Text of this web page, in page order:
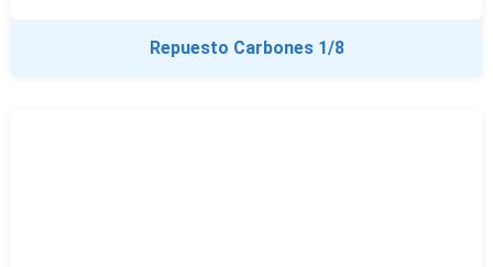
Repuesto Carbones 1/8